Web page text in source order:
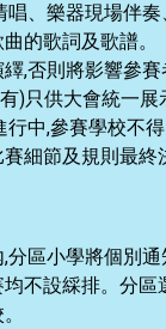
唱、樂器現場伴
的歌詞及歌譜。
,否則將影響參
有)只供大會統一
行中,參賽學校不
細節及規則最
分區小學將個別
不設綵排。分區